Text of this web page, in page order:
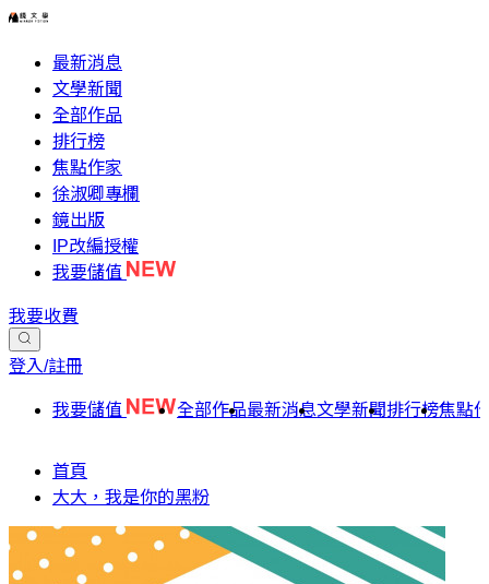
最新消息
文學新聞
全部作品
排行榜
焦點作家
徐淑卿專欄
鏡出版
IP改編授權
我要儲值
我要收費
登入/註冊
我要儲值 全部作品最新消息文學新聞排行榜焦點
首頁
大大，我是你的黑粉